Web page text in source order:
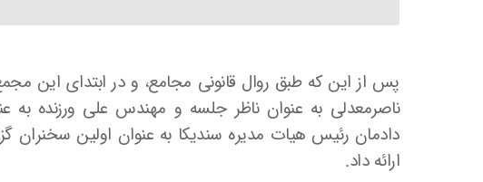
پس از این که طبق روال قانونی مجامع، و در ابتدای
ناصرمعدلی به عنوان ناظر جلسه و مهندس علی ورزنده
دادمان رئیس هیات مدیره سندیکا به عنوان اولین سخنران
ارائه داد.